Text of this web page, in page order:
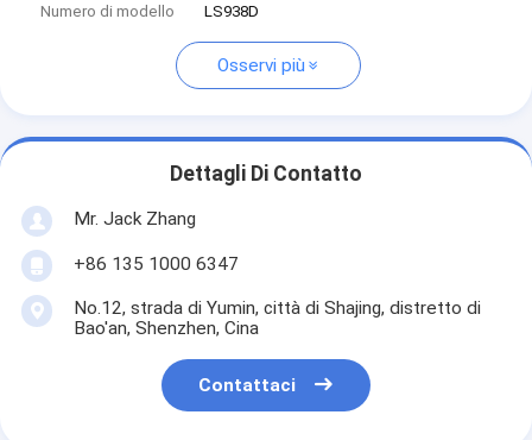
Numero di modello
LS938D
Osservi più
Dettagli Di Contatto
Mr. Jack Zhang
+86 135 1000 6347
No.12, strada di Yumin, città di Shajing, distretto di
Bao'an, Shenzhen, Cina
Contattaci